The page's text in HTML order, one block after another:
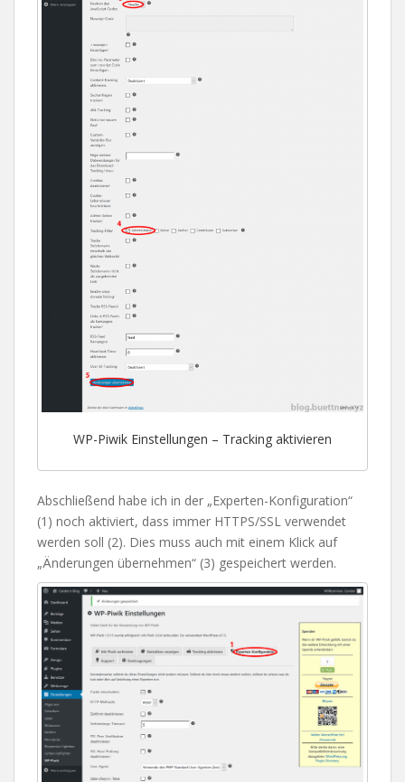
WP-Piwik Einstellungen – Tracking aktivieren
Abschließend habe ich in der „Experten-Konfiguration“
(1) noch aktiviert, dass immer HTTPS/SSL verwendet
werden soll (2). Dies muss auch mit einem Klick auf
„Änderungen übernehmen“ (3) gespeichert werden.